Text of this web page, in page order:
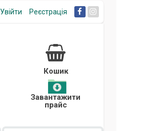
Увійти Реєстрація
Кошик
Завантажити
прайс